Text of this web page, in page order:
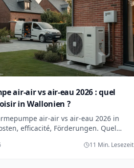
air-air vs air-eau 2026 : quel
in Wallonien ?
air-air vs air-eau 2026 in
efficacité, Förderungen. Quel
11 Min. Lesezeit